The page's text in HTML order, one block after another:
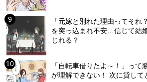
「元嫁と別れた理由ってそれ
を突っ込まれ不安…信じて結
じれる？
「自転車借りたよ～！」って
が理解できない！ 次に貸して